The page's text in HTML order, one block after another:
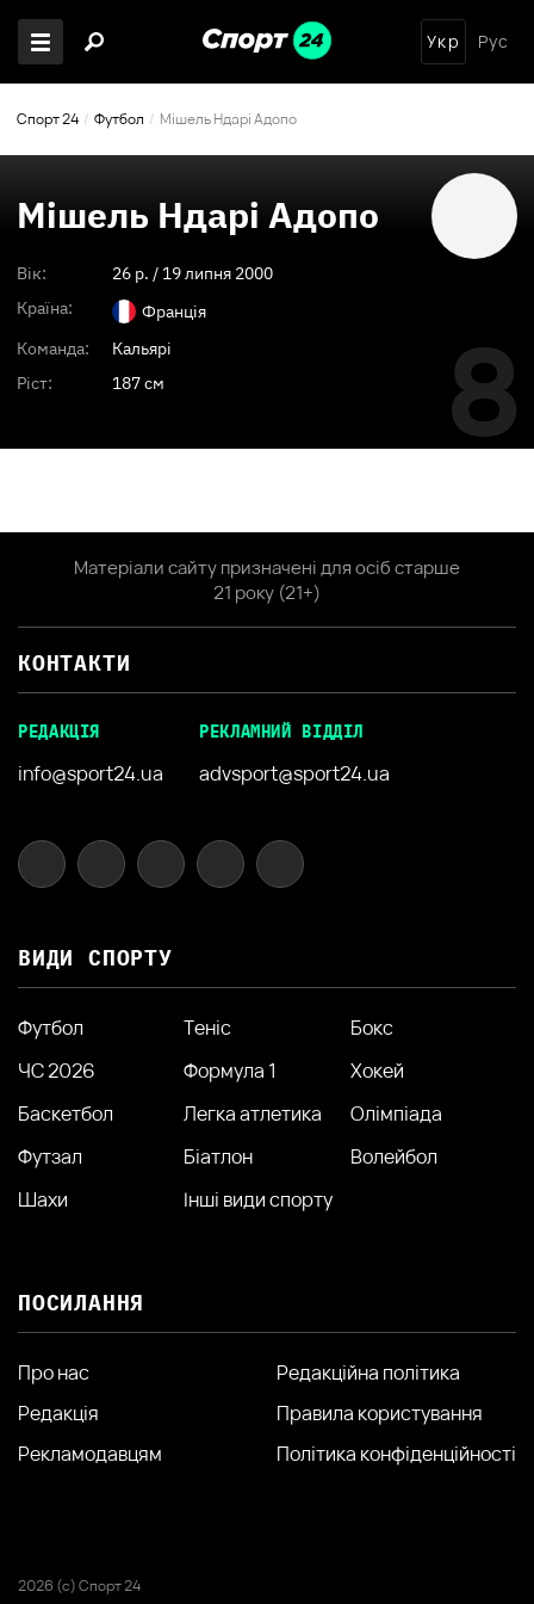
Укр Рус
Спорт 24 Футбол Мішель Ндарі Адопо
Мішель Ндарі Адопо
Вік: 26 p. / 19 липня 2000
Країна:
Франція
Команда:
Кальярі
Ріст:
187 см 8
Матеріали сайту призначені для осіб старше
21 року (21+)
КОНТАКТИ
РЕДАКЦІЯ
info@sport24.ua
РЕКЛАМНИЙ ВІДДІЛ
advsport@sport24.ua
ВИДИ СПОРТУ
Футбол Теніс
Бокс
ЧС 2026
Формула 1
Хокей
Баскетбол
Легка атлетика
Олімпіада
Футзал
Біатлон
Волейбол
Шахи
Інші види спорту
ПОСИЛАННЯ
Про нас
Редакція
Рекламодавцям
Редакційна політика
Правила користування
Політика конфіденційності
2026 (с) Спорт 24